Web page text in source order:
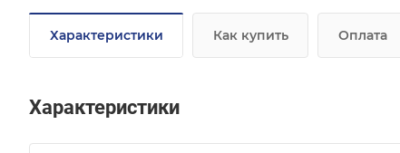
Характеристики Как купить Оплата
Характеристики